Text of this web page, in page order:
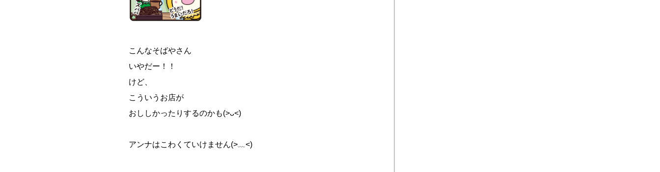
こんなそばやさん
いやだー！！
けど、
こういうお店が
おししかったりするのかも(>ᴗ<)
アンナはこわくていけません(>﹏<)